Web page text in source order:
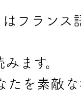
はフラン
ます。
たを素敵